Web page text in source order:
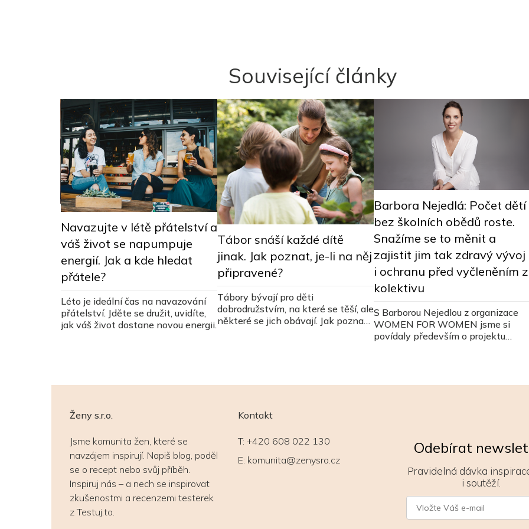
Související články
Navazujte v létě přátelství a
váš život se napumpuje
energií. Jak a kde hledat
přátele?
Léto je ideální čas na navazování
přátelství. Jděte se družit, uvidíte,
jak váš život dostane novou energii.
Tábor snáší každé dítě
jinak. Jak poznat, je-li na něj
připravené?
Tábory bývají pro děti
dobrodružstvím, na které se těší, ale
některé se jich obávají. Jak poznat,
Barbora Nejedlá: Počet dětí
bez školních obědů roste.
Snažíme se to měnit a
zajistit jim tak zdravý vývoj
i ochranu před vyčleněním z
kolektivu
S Barborou Nejedlou z organizace
WOMEN FOR WOMEN jsme si
povídaly především o projektu
Ženy s.r.o.
Jsme komunita žen, které se
navzájem inspirují. Napiš blog, poděl
se o recept nebo svůj příběh.
Inspiruj nás – a nech se inspirovat
zkušenostmi a recenzemi testerek
z Testuj.to.
Kontakt
T: +420 608 022 130
E: komunita@zenysro.cz
Odebírat
Pravidelná dávka
i soutěží.